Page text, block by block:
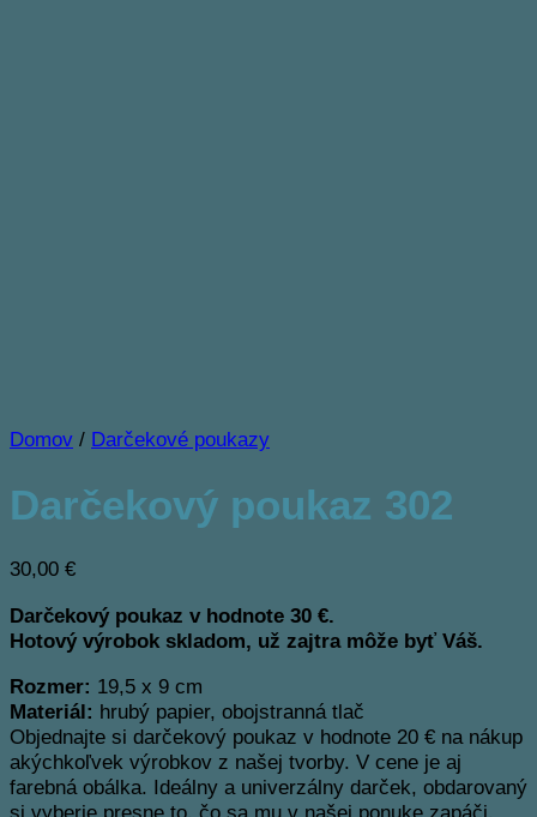
Domov / Darčekové poukazy
Darčekový poukaz 302
30,00 €
Darčekový poukaz v hodnote 30 €.
Hotový výrobok skladom, už zajtra môže byť Váš.
Rozmer: 19,5 x 9 cm
Materiál: hrubý papier, obojstranná tlač
Objednajte si darčekový poukaz v hodnote 20 € na nákup
akýchkoľvek výrobkov z našej tvorby. V cene je aj
farebná obálka. Ideálny a univerzálny darček, obdarovaný
si vyberie presne to, čo sa mu v našej ponuke zapáči.